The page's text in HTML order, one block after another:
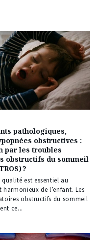
pathologiques,
obstructives :
par les troubles
obstructifs du sommeil
?
est essentiel au
harmonieux de l’enfant. Les
obstructifs du sommeil
ce...